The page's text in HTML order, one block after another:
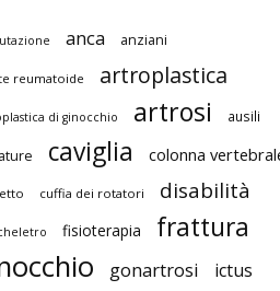
anca anziani
reumatoide artroplastica
di ginocchio artrosi ausili
caviglia colonna
cuffia dei rotatori disabilità
fisioterapia frattura
gonartrosi ictus